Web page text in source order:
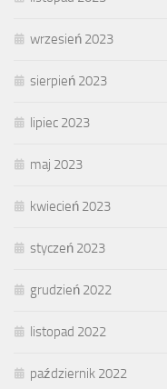
wrzesień 2023
sierpień 2023
lipiec 2023
maj 2023
kwiecień 2023
styczeń 2023
grudzień 2022
listopad 2022
październik 2022